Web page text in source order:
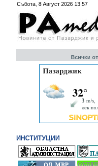
Събота, 8 Август 2026 13:57
Всички
ИНСТИТУЦИИ